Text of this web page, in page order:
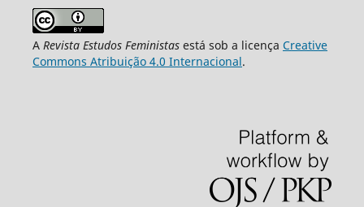
A Revista Estudos Feministasestá sob a licença Creative
Commons Atribuição 4.0 Internacional.